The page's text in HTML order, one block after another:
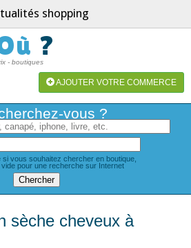
shopping
?
- boutiques
AJOUTER VOTRE COMMERCE
vous ?
si vous souhaitez chercher en boutique,
pour une recherche sur Internet
sèche cheveux à